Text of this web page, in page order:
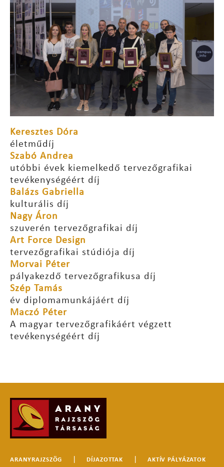
Keresztes Dóra
életműdíj
Szabó Andrea
utóbbi évek kiemelkedő tervezőgrafikai
tevékenységéért díj
Balázs Gabriella
kulturális díj
Nagy Áron
szuverén tervezőgrafikai díj
Art Force Design
tervezőgrafikai stúdiója díj
Morvai Péter
pályakezdő tervezőgrafikusa díj
Szép Tamás
év diplomamunkájáért díj
Maczó Péter
A magyar tervezőgrafikáért végzett
tevékenységéért díj
ARANYRAJZSZÖG DÍJAZOTTAK AKTÍV PÁLYÁZATOK